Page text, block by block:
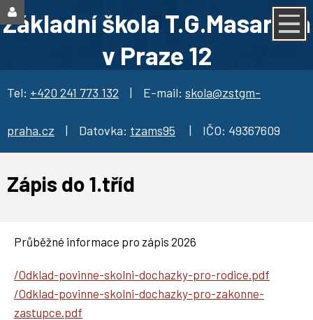
Základní škola T.G.Masaryka
v Praze 12
Tel: +420 241 773 132 | E-mail: skola@zstgm-
praha.cz | Datovka: tzams95 | IČO: 49367609
Zápis do 1.tříd
Průběžné informace pro zápis 2026
/Odklad-povinne-skolni-dochazky-pro-rodice.pdf
/Odklad-povinne-skolni-dochazky-pro-zakonne-
zastupce.pdf